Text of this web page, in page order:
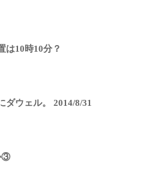
は10時10分？
ダウェル。 2014/8/31
③